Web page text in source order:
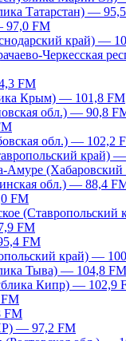
Татарстан) —
97,0 FM
край) —
Черкесская
FM
Крым) — 101,8 FM
обл.) — 90,8
обл.) — 102,2
край)
Амуре
обл.) — 88,4
FM
FM
FM
край) —
Тыва) — 104,8 FM
Кипр) — 102,9
FM
— 97,2 FM